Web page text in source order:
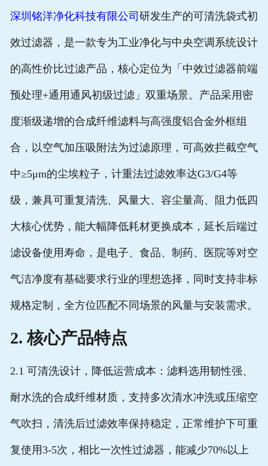
深圳铭洋净化科技有限公司 研发生产的可清洗袋式初
效过滤器，是一款专为工业净化与中央空调系统设计
的高性价比过滤产品，核心定位为「中效过滤器前端
预处理+通用通风初级过滤」双重场景。产品采用密
度渐级递增的合成纤维滤料与高强度铝合金外框组
合，以空气加压吸附法为过滤原理，可高效拦截空气
中≥5μm的尘埃粒子，计重法过滤效率达G3/G4等
级，兼具可重复清洗、风量大、容尘量高、阻力低四
大核心优势，能大幅降低耗材更换成本，延长后端过
滤设备使用寿命，是电子、食品、制药、医院等对空
气洁净度有基础要求行业的理想选择，同时支持非标
规格定制，全方位匹配不同场景的风量与安装需求。
2. 核心产品特点
2.1 可清洗设计，降低运营成本 ：滤料选用韧性强、
耐水洗的合成纤维材质，支持多次清水冲洗或压缩空
气吹扫，清洗后过滤效率保持稳定，正常维护下可重
复使用3-5次，相比一次性过滤器，能减少70%以上